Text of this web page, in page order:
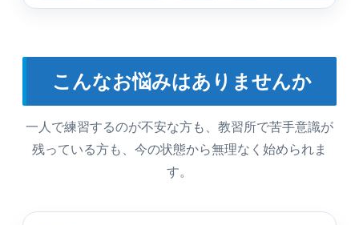
こんなお悩みはありませんか
一人で練習するのが不安な方も、教習所で苦手意識が
残っている方も、今の状態から無理なく始められま
す。